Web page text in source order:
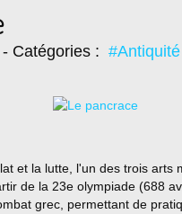
- Catégories : #Antiquité
et la lutte, l'un des trois arts
de la 23e olympiade (688
grec, permettant de